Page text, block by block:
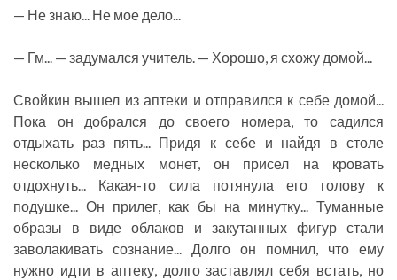
— Не знаю... Не мое дело...
— Гм... — задумался учитель. — Хорошо, я схожу домой...
Свойкин вышел из аптеки и отправился к себе домой...
Пока он добрался до своего номера, то садился
отдыхать раз пять... Придя к себе и найдя в столе
несколько медных монет, он присел на кровать
отдохнуть... Какая-то сила потянула его голову к
подушке... Он прилег, как бы на минутку... Туманные
образы в виде облаков и закутанных фигур стали
заволакивать сознание... Долго он помнил, что ему
нужно идти в аптеку, долго заставлял себя встать, но